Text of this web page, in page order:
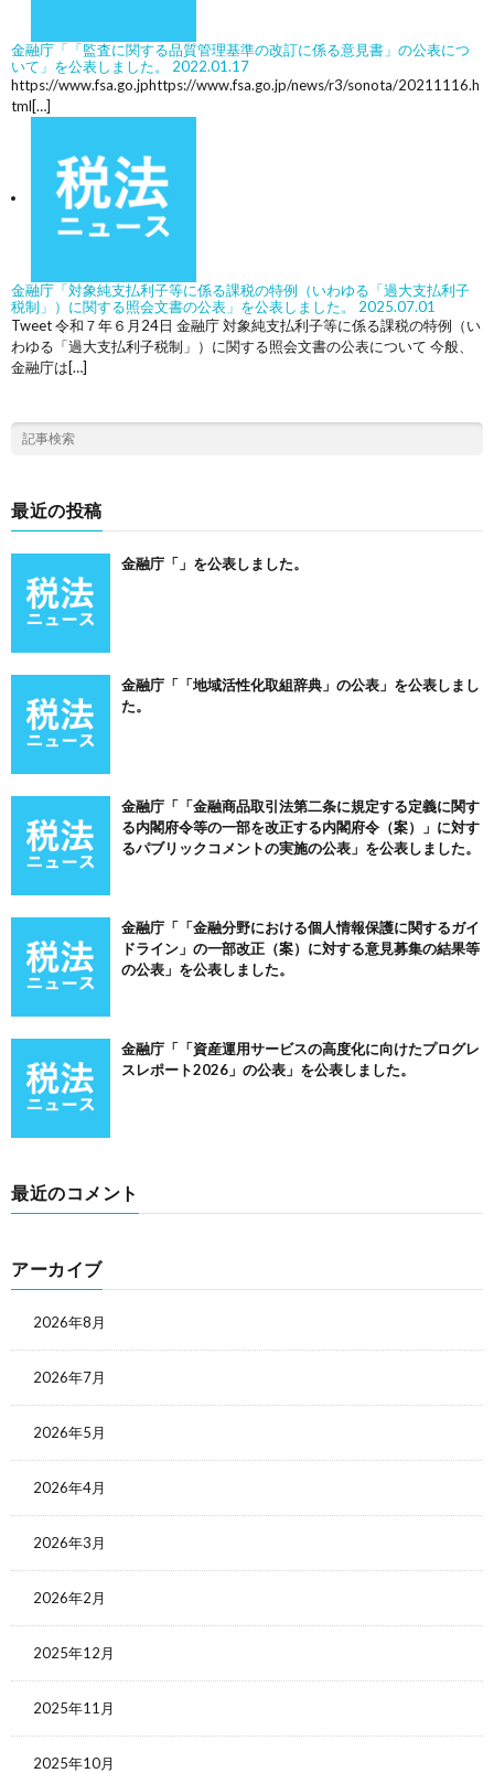
金融庁「「監査に関する品質管理基準の改訂に係る意見書」の公表につ
いて」を公表しました。
2022.01.17
https://www.fsa.go.jphttps://www.fsa.go.jp/news/r3/sonota/20211116.h
tml[…]
金融庁「対象純支払利子等に係る課税の特例（いわゆる「過大支払利子
税制」）に関する照会文書の公表」を公表しました。
2025.07.01
Tweet 令和７年６月24日 金融庁 対象純支払利子等に係る課税の特例（い
わゆる「過大支払利子税制」）に関する照会文書の公表について 今般、
金融庁は[…]
最近の投稿
金融庁「」を公表しました。
金融庁「「地域活性化取組辞典」の公表」を公表しまし
た。
金融庁「「金融商品取引法第二条に規定する定義に関す
る内閣府令等の一部を改正する内閣府令（案）」に対す
るパブリックコメントの実施の公表」を公表しました。
金融庁「「金融分野における個人情報保護に関するガイ
ドライン」の一部改正（案）に対する意見募集の結果等
の公表」を公表しました。
金融庁「「資産運用サービスの高度化に向けたプログレ
スレポート2026」の公表」を公表しました。
最近のコメント
アーカイブ
2026年8月
2026年7月
2026年5月
2026年4月
2026年3月
2026年2月
2025年12月
2025年11月
2025年10月